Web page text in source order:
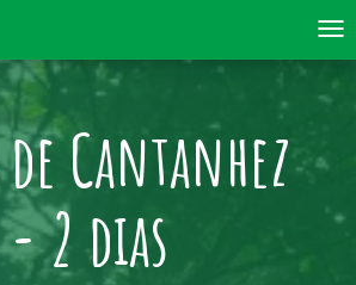
Cantanhez
- 2 dias